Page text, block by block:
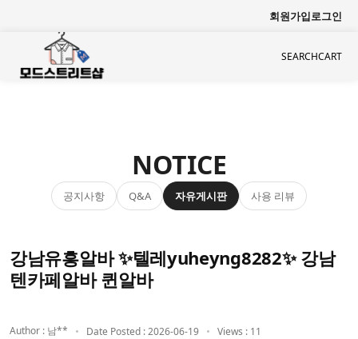
회원가입로그인
SEARCHCART
NOTICE
공지사항 Q&A 자유게시판 사용 리뷰
강남유흥알바 ✨텔레yuheyng8282✨ 강남
텐카페알바 퀸알바
Author : 남** Date Posted : 2026-06-19 Views : 11